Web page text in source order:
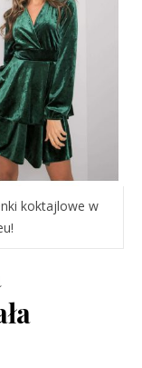
koktajlowe w